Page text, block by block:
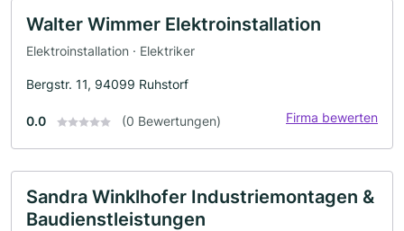
Walter Wimmer Elektroinstallation
Elektroinstallation · Elektriker
Bergstr. 11, 94099 Ruhstorf
0.0 (0 Bewertungen) Firma bewerten
Sandra Winklhofer Industriemontagen &
Baudienstleistungen